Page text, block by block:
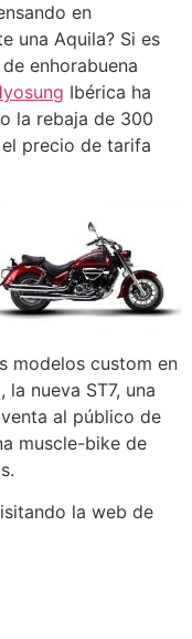
en
una Aquila? Si es
enhorabuena
Ibérica ha
la rebaja de 300
precio de tarifa
modelos custom en
nueva ST7, una
al público de
muscle-bike de
la web de